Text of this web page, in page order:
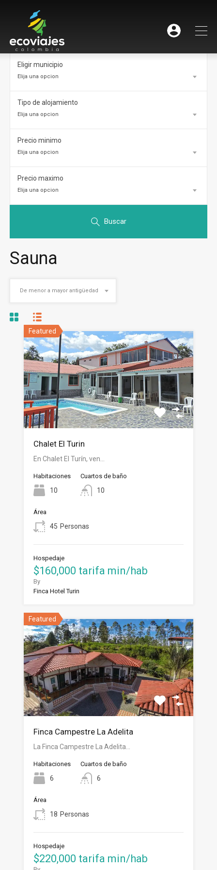
Eligir municipio
Elija una opcion
Tipo de alojamiento
Elija una opcion
Precio minimo
Elija una opcion
Precio maximo
Elija una opcion
Buscar
Sauna
De menor a mayor antigüedad
Featured
Chalet El Turin
En Chalet El Turín, ven…
Habitaciones
10
Cuartos de baño
10
Área
45 Personas
Hospedaje
$160,000 tarifa min/hab
By
Finca Hotel Turin
Featured
Finca Campestre La Adelita
La Finca Campestre La Adelita…
Habitaciones
6
Cuartos de baño
6
Área
18 Personas
Hospedaje
$220,000 tarifa min/hab